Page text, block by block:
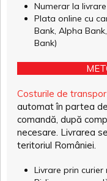
Numerar la livrare
Plata online cu
Bank, Alpha
Bank)
Costurile de
automat în partea
comandă, după
necesare. Livrarea
teritoriul României.
Livrare prin curier